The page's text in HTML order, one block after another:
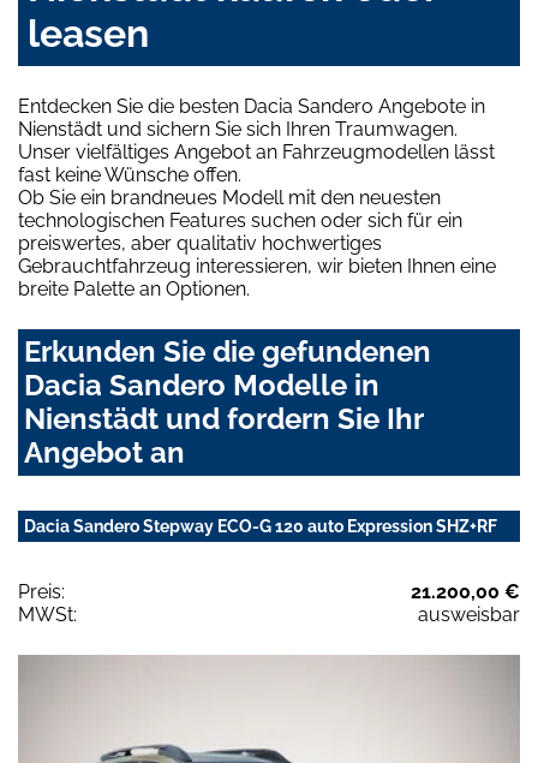
leasen
Entdecken Sie die besten Dacia Sandero Angebote in
Nienstädt und sichern Sie sich Ihren Traumwagen.
Unser vielfältiges Angebot an Fahrzeugmodellen lässt
fast keine Wünsche offen.
Ob Sie ein brandneues Modell mit den neuesten
technologischen Features suchen oder sich für ein
preiswertes, aber qualitativ hochwertiges
Gebrauchtfahrzeug interessieren, wir bieten Ihnen eine
breite Palette an Optionen.
Erkunden Sie die gefundenen
Dacia Sandero Modelle in
Nienstädt und fordern Sie Ihr
Angebot an
Dacia Sandero Stepway ECO-G 120 auto Expression SHZ+RF
Preis:
21.200,00 €
MWSt:
ausweisbar